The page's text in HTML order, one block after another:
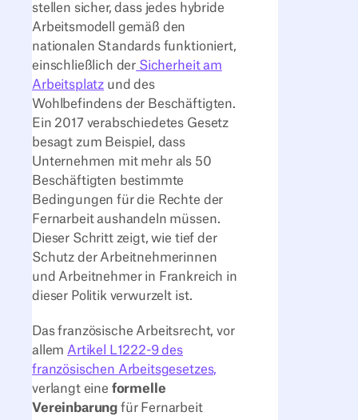
stellen sicher, dass jedes hybride
Arbeitsmodell gemäß den
nationalen Standards funktioniert,
einschließlich der Sicherheit am
Arbeitsplatz und des
Wohlbefindens der Beschäftigten.
Ein 2017 verabschiedetes Gesetz
besagt zum Beispiel, dass
Unternehmen mit mehr als 50
Beschäftigten bestimmte
Bedingungen für die Rechte der
Fernarbeit aushandeln müssen.
Dieser Schritt zeigt, wie tief der
Schutz der Arbeitnehmerinnen
und Arbeitnehmer in Frankreich in
dieser Politik verwurzelt ist.
Das französische Arbeitsrecht, vor
allem Artikel L1222-9 des
französischen Arbeitsgesetzes,
verlangt eine formelle
Vereinbarung für Fernarbeit